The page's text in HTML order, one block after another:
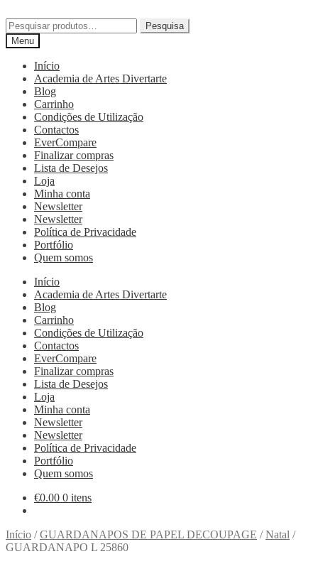
Pesquisa
Menu
Início
Academia de Artes Divertarte
Blog
Carrinho
Condições de Utilização
Contactos
EverCompare
Finalizar compras
Lista de Desejos
Loja
Minha conta
Newsletter
Newsletter
Política de Privacidade
Portfólio
Quem somos
Início
Academia de Artes Divertarte
Blog
Carrinho
Condições de Utilização
Contactos
EverCompare
Finalizar compras
Lista de Desejos
Loja
Minha conta
Newsletter
Newsletter
Política de Privacidade
Portfólio
Quem somos
€0.00 0 itens
Início /GUARDANAPOS DE PAPEL DECOUPAGE /Natal /
GUARDANAPO L 25860